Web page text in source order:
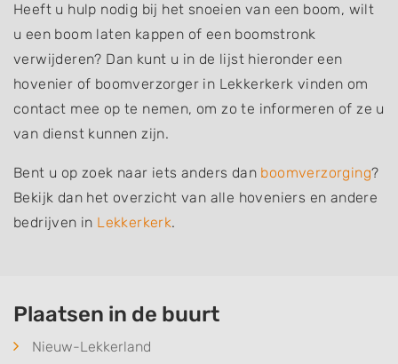
Heeft u hulp nodig bij het snoeien van een boom, wilt
u een boom laten kappen of een boomstronk
verwijderen? Dan kunt u in de lijst hieronder een
hovenier of boomverzorger in Lekkerkerk vinden om
contact mee op te nemen, om zo te informeren of ze u
van dienst kunnen zijn.
Bent u op zoek naar iets anders dan boomverzorging?
Bekijk dan het overzicht van alle hoveniers en andere
bedrijven in Lekkerkerk.
Plaatsen in de buurt
Nieuw-Lekkerland